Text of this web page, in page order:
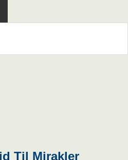
Til Mirakler